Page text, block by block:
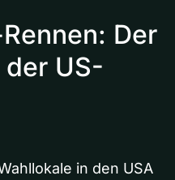
Der
US-
in den USA